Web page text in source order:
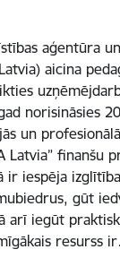
aģentūra
aicina
norisināsies
un
Latvia” finanšu
ir iespēja
gūt
arī iegūt
resurss